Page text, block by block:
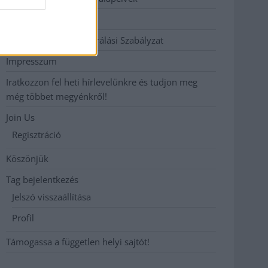
Hozzászólási és Moderálási Szabályzat
Impresszum
Iratkozzon fel heti hírlevelünkre és tudjon meg
még többet megyénkről!
Join Us
Regisztráció
Köszönjük
Tag bejelentkezés
Jelszó visszaállítása
Profil
Támogassa a független helyi sajtót!